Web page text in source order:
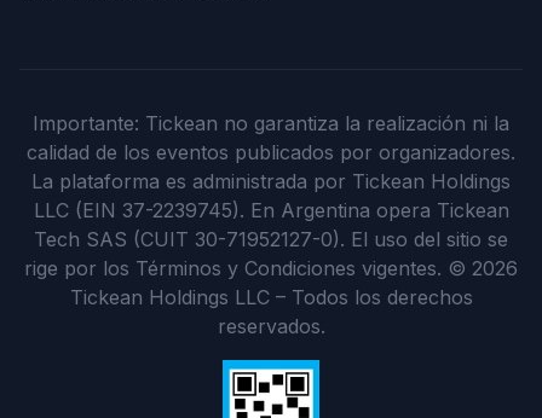
Importante: Tickean no garantiza la realización ni la
calidad de los eventos publicados por organizadores.
La plataforma es administrada por Tickean Holdings
LLC (EIN 37-2239745). En Argentina opera Tickean
Tech SAS (CUIT 30-71952127-0). El uso del sitio se
rige por los Términos y Condiciones vigentes. © 2026
Tickean Holdings LLC – Todos los derechos
reservados.